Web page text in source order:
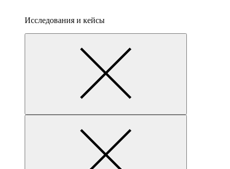
Исследования и кейсы